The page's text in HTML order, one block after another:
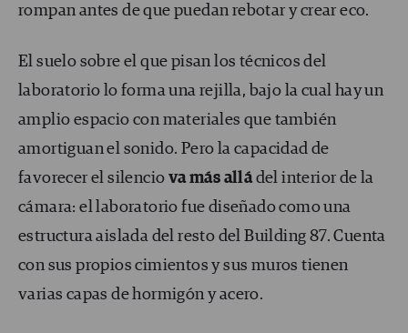
rompan antes de que puedan rebotar y crear eco.
El suelo sobre el que pisan los técnicos del
laboratorio lo forma una rejilla, bajo la cual hay un
amplio espacio con materiales que también
amortiguan el sonido. Pero la capacidad de
favorecer el silencio va más alládel interior de la
cámara: el laboratorio fue diseñado como una
estructura aislada del resto del Building 87. Cuenta
con sus propios cimientos y sus muros tienen
varias capas de hormigón y acero.